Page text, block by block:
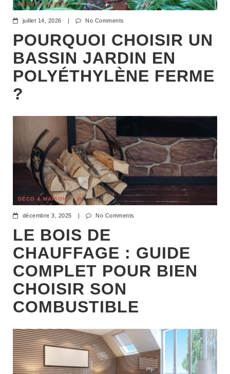
DÉCO & MAISON
juillet 14, 2026 | No Comments
POURQUOI CHOISIR UN
BASSIN JARDIN EN
POLYÉTHYLÈNE FERME
?
DÉCO & MAISON
décembre 3, 2025 No Comments
LE BOIS DE
CHAUFFAGE : GUIDE
COMPLET POUR BIEN
CHOISIR SON
COMBUSTIBLE